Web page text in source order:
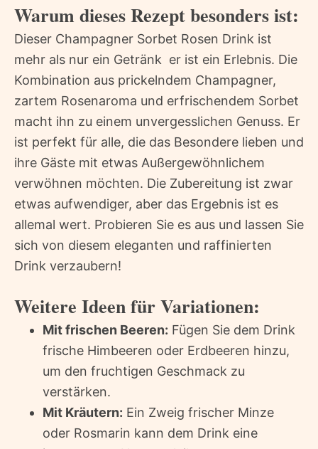
Warum dieses Rezept besonders ist:
Dieser Champagner Sorbet Rosen Drink ist
mehr als nur ein Getränk  er ist ein Erlebnis. Die
Kombination aus prickelndem Champagner,
zartem Rosenaroma und erfrischendem Sorbet
macht ihn zu einem unvergesslichen Genuss. Er
ist perfekt für alle, die das Besondere lieben und
ihre Gäste mit etwas Außergewöhnlichem
verwöhnen möchten. Die Zubereitung ist zwar
etwas aufwendiger, aber das Ergebnis ist es
allemal wert. Probieren Sie es aus und lassen Sie
sich von diesem eleganten und raffinierten
Drink verzaubern!
Weitere Ideen für Variationen:
Mit frischen Beeren: Fügen Sie dem Drink
frische Himbeeren oder Erdbeeren hinzu,
um den fruchtigen Geschmack zu
verstärken.
Mit Kräutern: Ein Zweig frischer Minze
oder Rosmarin kann dem Drink eine